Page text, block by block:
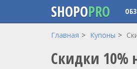
Перейти к основному содержанию
SHOPOPRO
Главная Купоны
Cкидки 10%